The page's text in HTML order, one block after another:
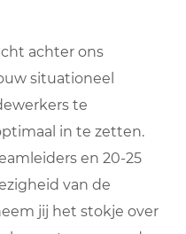
achter ons
situationeel
te
in te zetten.
en 20-25
van de
jij het stokje over